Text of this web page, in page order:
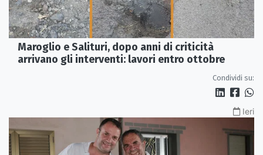
Maroglio e Salituri, dopo anni di criticità
arrivano gli interventi: lavori entro ottobre
Condividi su:
Ieri